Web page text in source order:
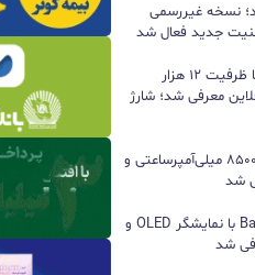
نسخه غیررسمی
جدید فعال شد
پاوربانک ۱۰۰ واتی هواوی با ظرفیت ۱۲ هزار
معرفی شد؛ شارژ
هواوی نوا 16 SE با باتری ۸۵۰۰ میلی‌آمپرساعتی و
مچ‌بند هوشمند آنر Band 11 با نمایشگر OLED و
شد